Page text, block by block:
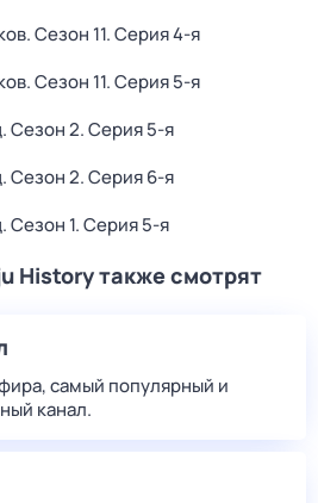
. Сезон 11. Серия 4-я
. Сезон 11. Серия 5-я
. Сезон 2. Серия 5-я
. Сезон 2. Серия 6-я
. Сезон 1. Серия 5-я
History также смотрят
самый популярный и
канал.